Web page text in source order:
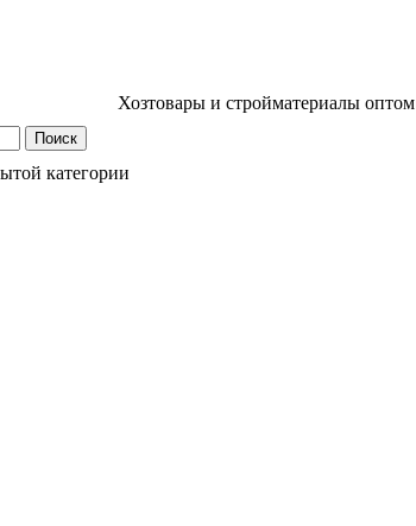
Хозтовары и стройматериалы оптом
категории